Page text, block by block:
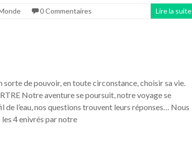
0 Commentaires Lire la suite
sorte de pouvoir, en toute circonstance, choisir sa vie.
Notre aventure se poursuit, notre voyage se
de l’eau, nos questions trouvent leurs réponses… Nous
4 enivrés par notre